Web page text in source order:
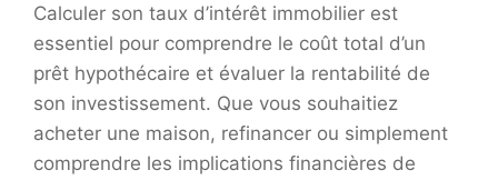
Calculer son taux d’intérêt immobilier est
essentiel pour comprendre le coût total d’un
prêt hypothécaire et évaluer la rentabilité de
son investissement. Que vous souhaitiez
acheter une maison, refinancer ou simplement
comprendre les implications financières de